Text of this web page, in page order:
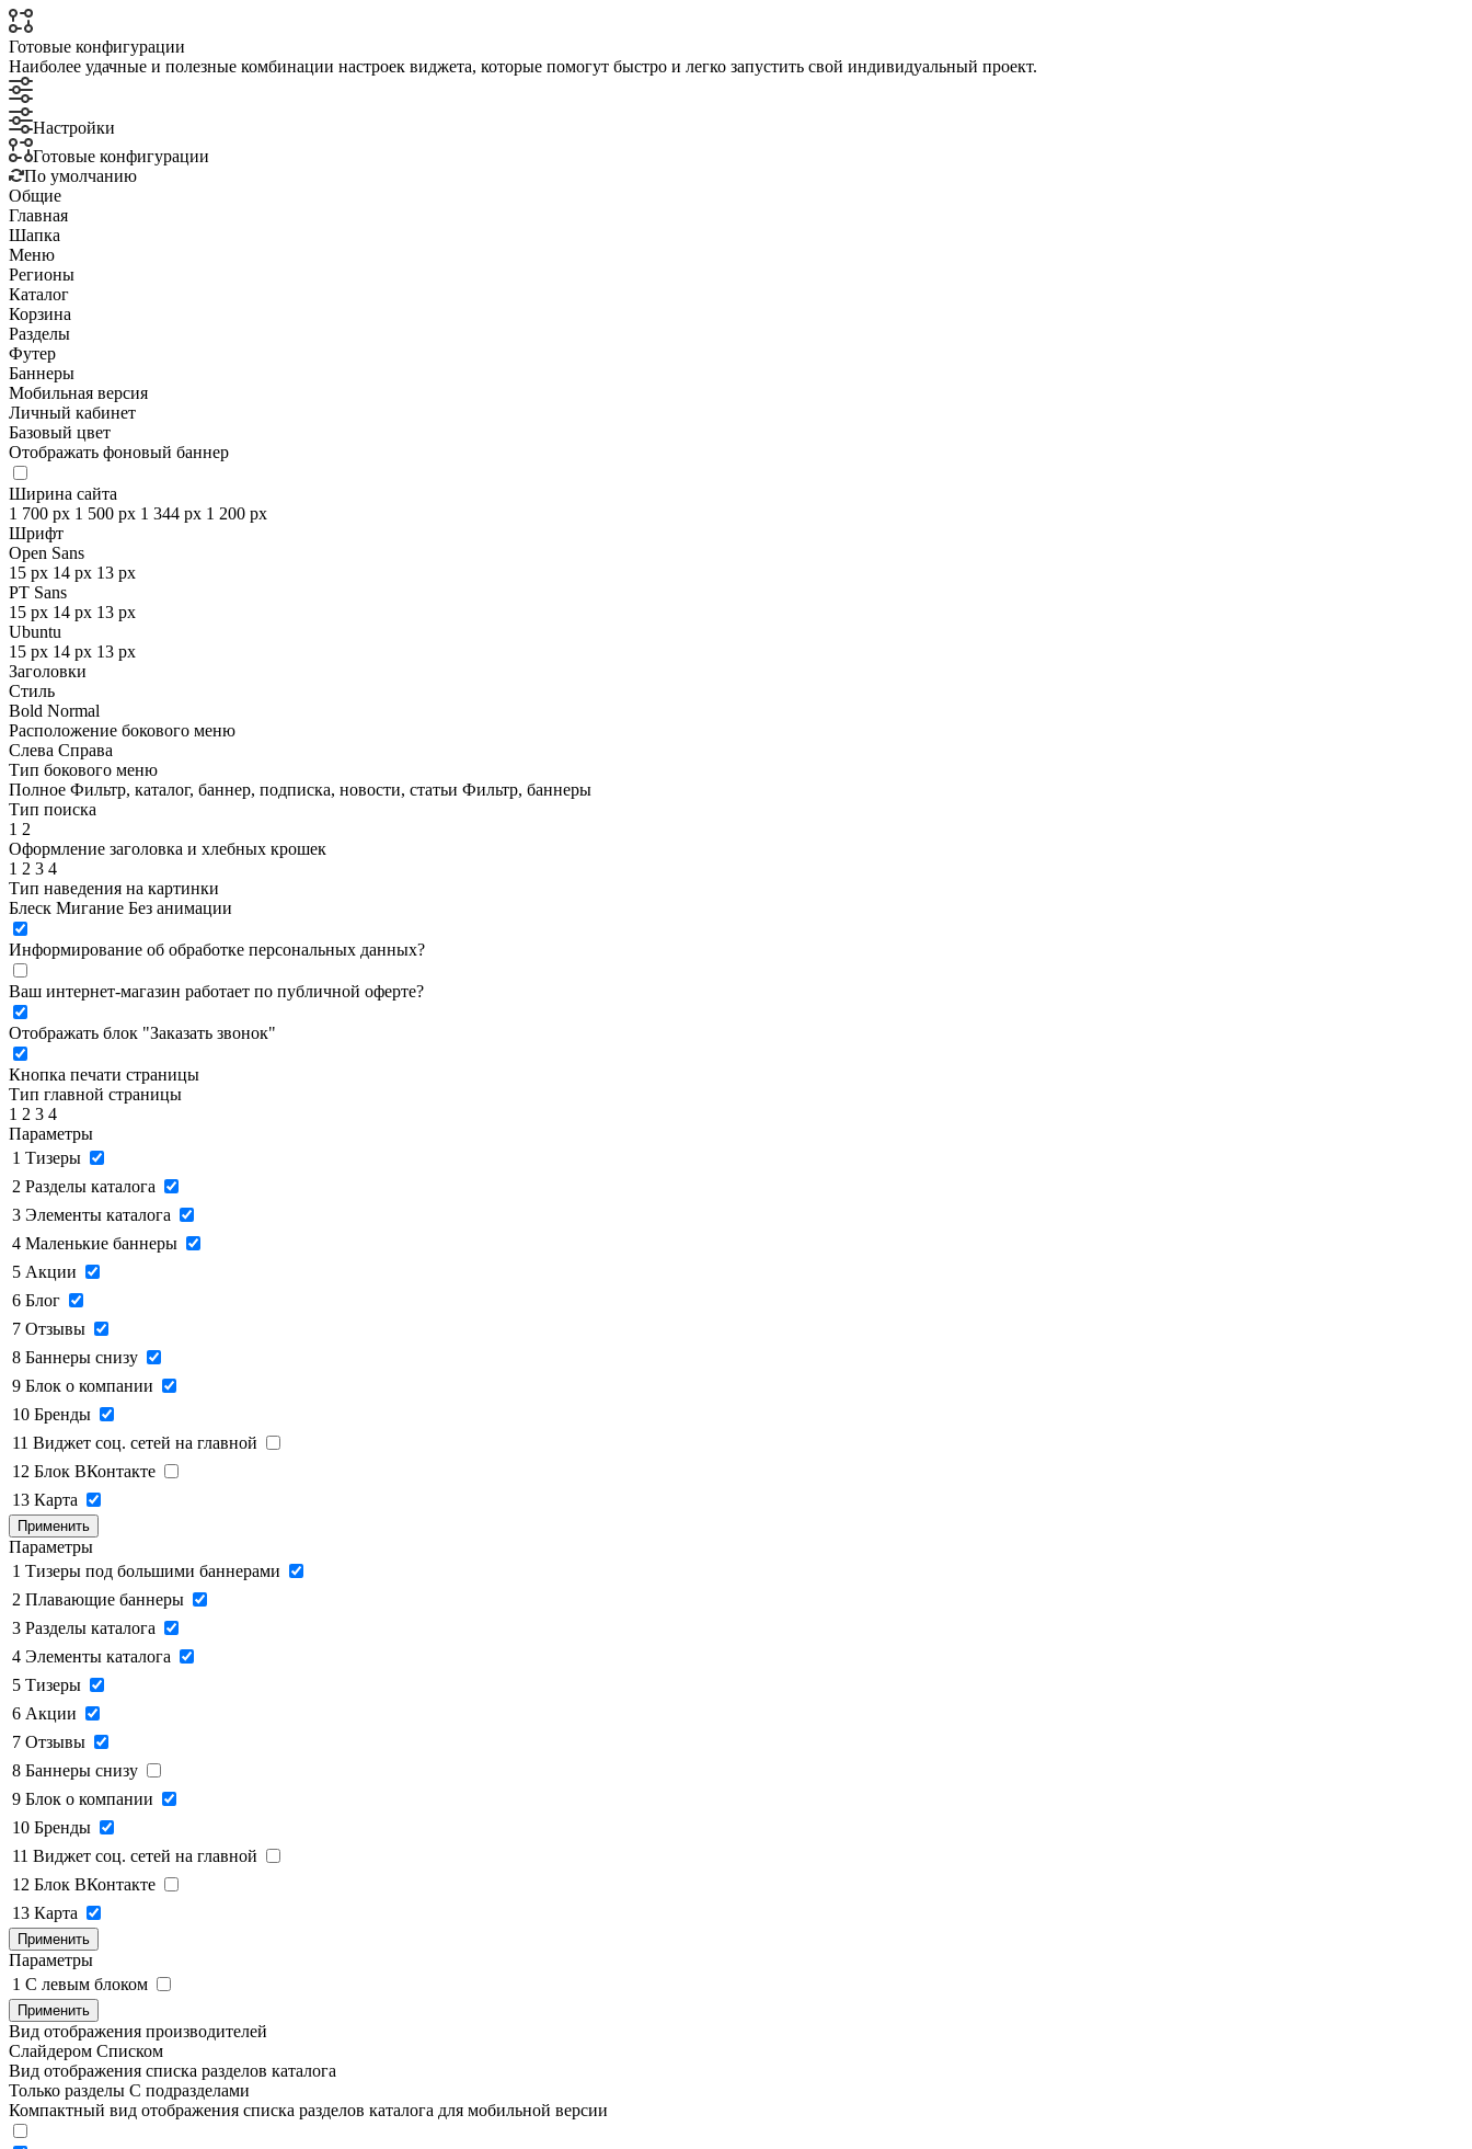
Готовые конфигурации
Наиболее удачные и полезные комбинации настроек виджета, которые помогут быстро и легко запустить свой индивидуальный проект.
Настройки
Готовые конфигурации
По умолчанию
Общие
Главная
Шапка
Меню
Регионы
Каталог
Корзина
Разделы
Футер
Баннеры
Мобильная версия
Личный кабинет
Базовый цвет
Отображать фоновый баннер
Ширина сайта
1 700 px 1 500 px 1 344 px 1 200 px
Шрифт
Open Sans
15 px 14 px 13 px
PT Sans
15 px 14 px 13 px
Ubuntu
15 px 14 px 13 px
Заголовки
Стиль
Bold Normal
Расположение бокового меню
Слева Справа
Тип бокового меню
Полное Фильтр, каталог, баннер, подписка, новости, статьи Фильтр, баннеры
Тип поиска
1 2
Оформление заголовка и хлебных крошек
1 2 3 4
Тип наведения на картинки
Блеск Мигание Без анимации
Информирование об обработке персональных данных?
Ваш интернет-магазин работает по публичной оферте?
Отображать блок "Заказать звонок"
Кнопка печати страницы
Тип главной страницы
1 2 3 4
Параметры
1 Тизеры
2 Разделы каталога
3 Элементы каталога
4 Маленькие баннеры
5 Акции
6 Блог
7 Отзывы
8 Баннеры снизу
9 Блок о компании
10 Бренды
11 Виджет соц. сетей на главной
12 Блок ВКонтакте
13 Карта
Применить
Параметры
1 Тизеры под большими баннерами
2 Плавающие баннеры
3 Разделы каталога
4 Элементы каталога
5 Тизеры
6 Акции
7 Отзывы
8 Баннеры снизу
9 Блок о компании
10 Бренды
11 Виджет соц. сетей на главной
12 Блок ВКонтакте
13 Карта
Применить
Параметры
1 C левым блоком
Применить
Вид отображения производителей
Слайдером Списком
Вид отображения списка разделов каталога
Только разделы С подразделами
Компактный вид отображения списка разделов каталога для мобильной версии